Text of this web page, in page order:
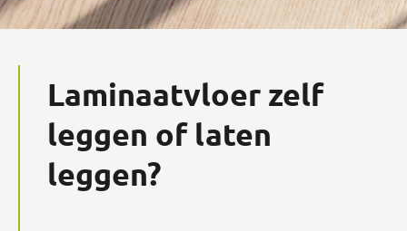
Laminaatvloer zelf
leggen of laten
leggen?